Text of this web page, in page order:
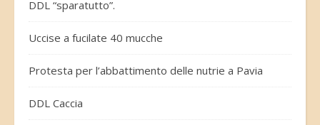
DDL “sparatutto”.
Uccise a fucilate 40 mucche
Protesta per l’abbattimento delle nutrie a Pavia
DDL Caccia